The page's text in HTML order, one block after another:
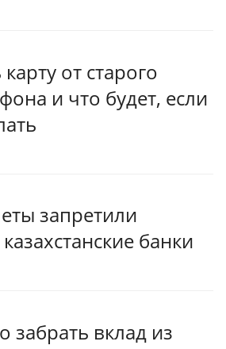
от старого
и что будет, если
запретили
банки
забрать вклад из